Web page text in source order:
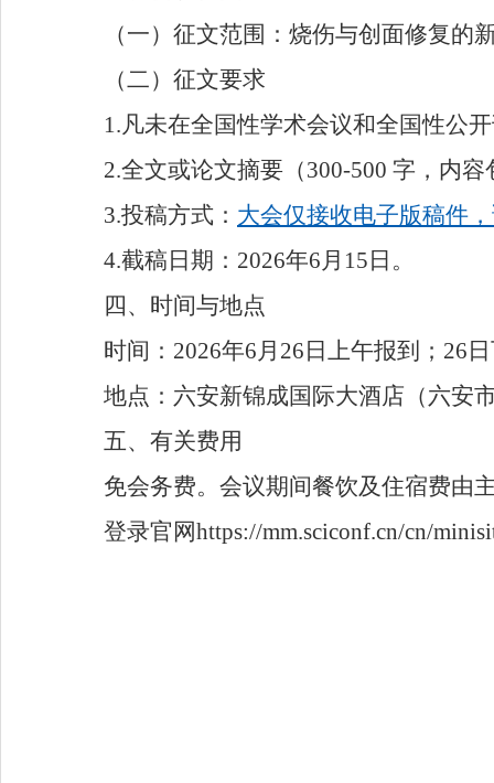
（一）征文范围： 烧伤与创面修复的
（二） 征文要求
1.凡未在全国性学术会议和全国性公
2.全文或论文摘要（300-500 字，内容
3.投稿方式： 大会仅接收电子版稿件，
4.截稿日期： 2026年6月 15 日。
四、 时间与地点
时间： 2026年6月 26 日上午报到； 26
地点： 六安新锦成国际大酒店（六安
五、有关费用
免会务费。 会议期间餐饮及住宿费由
登录官网https://mm.sciconf.cn/cn/